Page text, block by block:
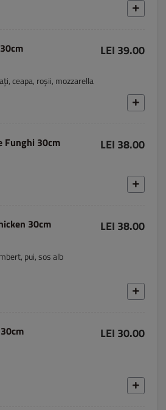
LEI 39.00
ceapa, roșii, mozzarella
Funghi 30cm LEI 38.00
30cm LEI 38.00
pui, sos alb
LEI 30.00